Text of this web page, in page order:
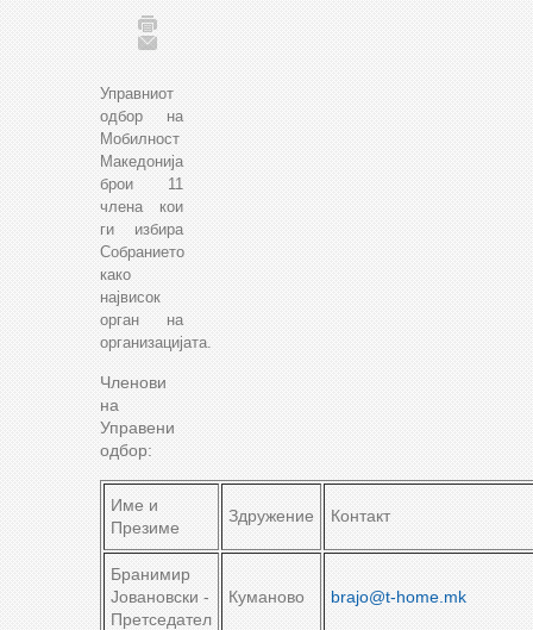
Управниот
одбор на
Мобилност
Македонија
брои 11
члена кои
ги избира
Собранието
како
највисок
орган на
организацијата.
Членови
на
Управeни
одбор:
Име и
Презиме
Здружение Контакт
Бранимир
Јовановски -
Претседател
Куманово brajo@t-home.mk